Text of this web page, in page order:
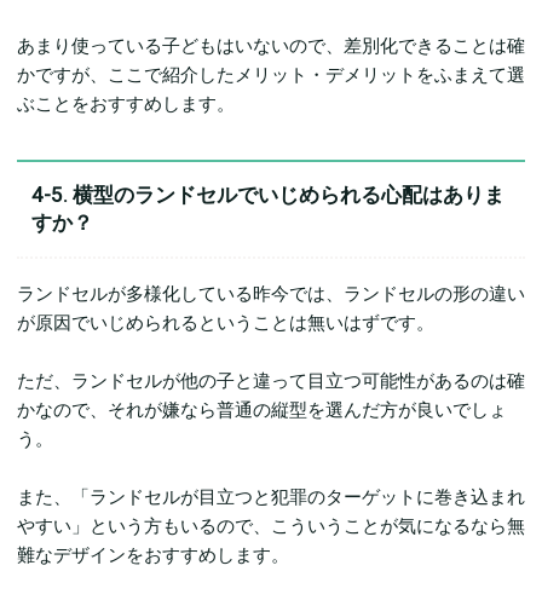
あまり使っている子どもはいないので、差別化できることは確
かですが、ここで紹介したメリット・デメリットをふまえて選
ぶことをおすすめします。
4-5. 横型のランドセルでいじめられる心配はありま
すか？
ランドセルが多様化している昨今では、ランドセルの形の違い
が原因でいじめられるということは無いはずです。
ただ、ランドセルが他の子と違って目立つ可能性があるのは確
かなので、それが嫌なら普通の縦型を選んだ方が良いでしょ
う。
また、「ランドセルが目立つと犯罪のターゲットに巻き込まれ
やすい」という方もいるので、こういうことが気になるなら無
難なデザインをおすすめします。